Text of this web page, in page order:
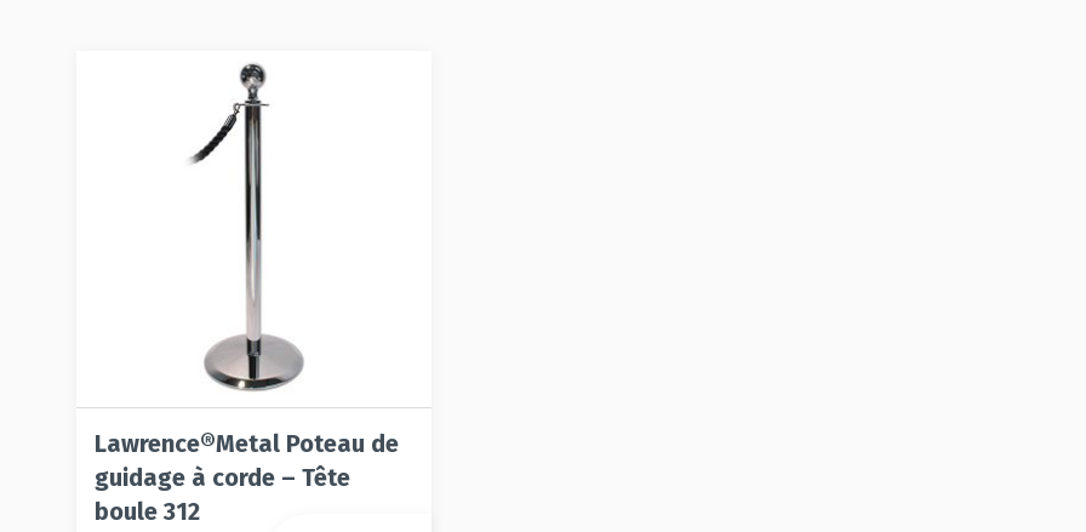
Lawrence®Metal Poteau de
guidage à corde – Tête
boule 312